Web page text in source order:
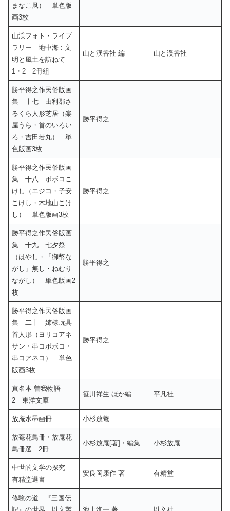
まなこ凧） 単色版
画3枚
山渓フォト・ライブ
ラリー 地中海 : 文
明と風土を訪ねて
1・2 2冊組
山と渓谷社 編 山と渓谷社
勝平得之作民俗版画
集 十七 由利郡さ
るくら人形芝居（楽
屋うら・首のいろい
ろ・吉田若丸） 単
色版画3枚
勝平得之
勝平得之作民俗版画
集 十八 ボボコこ
けし（エジコ・子安
こけし・木地山こけ
し） 単色版画3枚
勝平得之
勝平得之作民俗版画
集 十九 七夕祭
（はやし・「御幣な
がし」無し・ねむり
ながし） 単色版画2
枚
勝平得之
勝平得之作民俗版画
集 二十 姉様玩具
首人形（ヨリコアネ
サン・串コボボコ・
串コアネコ） 単色
版画3枚
勝平得之
真名本 曽我物語
2 東洋文庫
笹川祥生 ほか編 平凡社
放庵水墨画冊 小杉放菴
放菴花鳥冊・放庵花
鳥冊選 2冊
小杉放庵[著]・編集 小杉放庵
中世的文学の探究
有精堂選書
安良岡康作 著 有精堂
修験の道 : 『三国伝